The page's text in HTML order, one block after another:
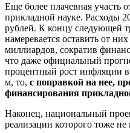
Еще более плачевная участь
прикладной науке. Расходы
рублей. К концу следующей
намеревается оставить от
миллиардов, сократив
что даже официальный
процентный рост инфляции
м, то, с поправкой на нее,
финансирования
Наконец, национальный
реализации которого тоже